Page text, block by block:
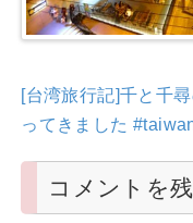
[台湾旅行記]千と千
ってきました
コメントを